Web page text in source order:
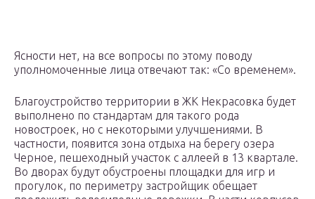
Ясности нет, на все вопросы по этому поводу
уполномоченные лица отвечают так: «Со временем».
Благоустройство территории в ЖК Некрасовка будет
выполнено по стандартам для такого рода
новостроек, но с некоторыми улучшениями. В
частности, появится зона отдыха на берегу озера
Черное, пешеходный участок с аллеей в 13 квартале.
Во дворах будут обустроены площадки для игр и
прогулок, по периметру застройщик обещает